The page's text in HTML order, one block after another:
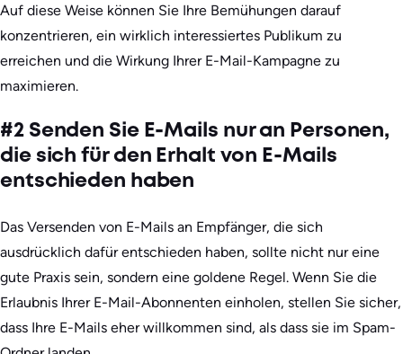
Auf diese Weise können Sie Ihre Bemühungen darauf
konzentrieren, ein wirklich interessiertes Publikum zu
erreichen und die Wirkung Ihrer E-Mail-Kampagne zu
maximieren.
#2 Senden Sie E-Mails nur an Personen,
die sich für den Erhalt von E-Mails
entschieden haben
Das Versenden von E-Mails an Empfänger, die sich
ausdrücklich dafür entschieden haben, sollte nicht nur eine
gute Praxis sein, sondern eine goldene Regel. Wenn Sie die
Erlaubnis Ihrer E-Mail-Abonnenten einholen, stellen Sie sicher,
dass Ihre E-Mails eher willkommen sind, als dass sie im Spam-